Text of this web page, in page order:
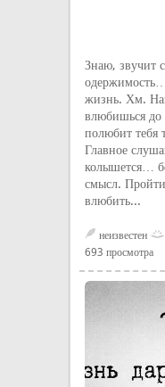
Знаю, звучит
жизнь. Хм.
влюбишься до
полюбит тебя
Главное
колышется…
смысл.
влюбить...
неизвестен
693 просмотра